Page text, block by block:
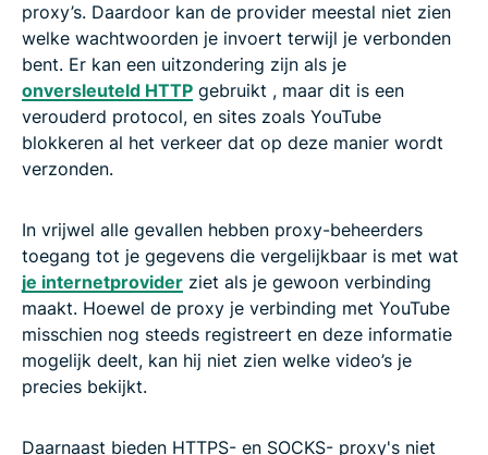
proxy’s. Daardoor kan de provider meestal niet zien
welke wachtwoorden je invoert terwijl je verbonden
bent. Er kan een uitzondering zijn als je
onversleuteld HTTP gebruikt , maar dit is een
verouderd protocol, en sites zoals YouTube
blokkeren al het verkeer dat op deze manier wordt
verzonden.
In vrijwel alle gevallen hebben proxy-beheerders
toegang tot je gegevens die vergelijkbaar is met wat
je internetprovider ziet als je gewoon verbinding
maakt. Hoewel de proxy je verbinding met YouTube
misschien nog steeds registreert en deze informatie
mogelijk deelt, kan hij niet zien welke video’s je
precies bekijkt.
Daarnaast bieden HTTPS- en SOCKS- proxy's niet